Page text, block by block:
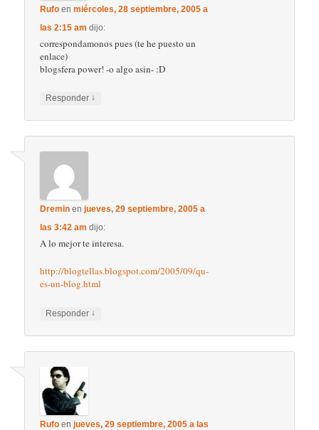
Rufo enmiércoles, 28 septiembre, 2005 a
las 2:15 am dijo:
correspondamonos pues (te he puesto un
enlace)
blogsfera power! -o algo asin- :D
Responder ↓
Dremin enjueves, 29 septiembre, 2005 a
las 3:42 am dijo:
A lo mejor te interesa.
http://blogtellas.blogspot.com/2005/09/qu-
es-un-blog.html
Responder ↓
Rufo enjueves, 29 septiembre, 2005 a las